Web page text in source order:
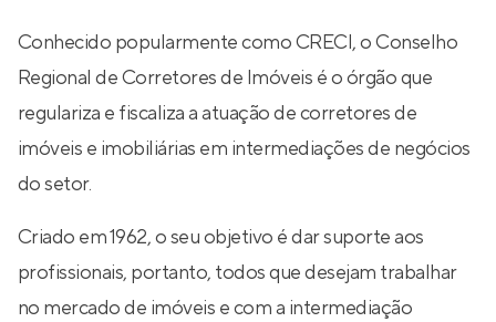
Conhecido popularmente como CRECI, o Conselho
Regional de Corretores de Imóveis é o órgão que
regulariza e fiscaliza a atuação de corretores de
imóveis e imobiliárias em intermediações de negócios
do setor.
Criado em 1962, o seu objetivo é dar suporte aos
profissionais, portanto, todos que desejam trabalhar
no mercado de imóveis e com a intermediação